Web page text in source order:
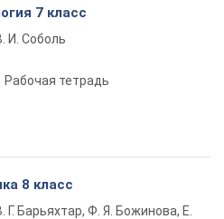
7 класс
И. Соболь
Рабочая тетрадь
8 класс
Г. Барьяхтар, Ф. Я. Божинова, Е.